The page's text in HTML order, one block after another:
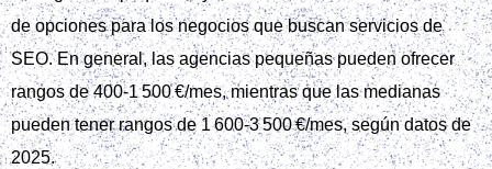
de opciones para los negocios que buscan servicios de
SEO. En general, las agencias pequeñas pueden ofrecer
rangos de 400‑1 500 €/mes, mientras que las medianas
pueden tener rangos de 1 600‑3 500 €/mes, según datos de
2025.